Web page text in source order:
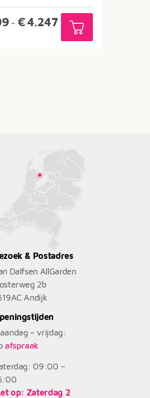
- €4.247Prijsklasse:
€3.099
& Postadres
Dalfsen AllGarden
2b
Andijk
– vrijdag:
afspraak
09:00 –
op: Zaterdag 2